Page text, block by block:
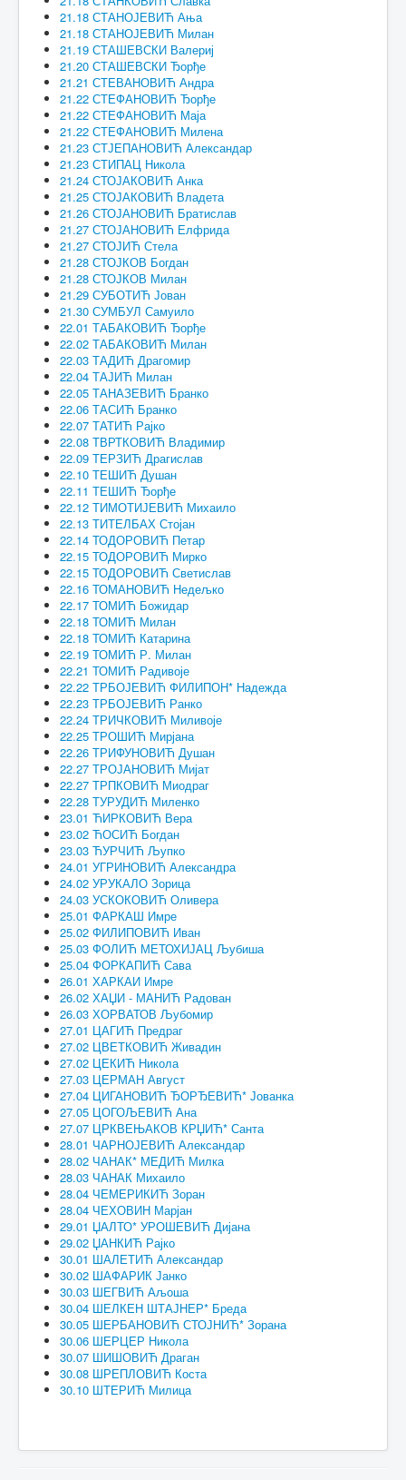
21.18 СТАНОЈЕВИЋ Ања
21.18 СТАНОЈЕВИЋ Милан
21.19 СТАШЕВСКИ Валериј
21.20 СТАШЕВСКИ Ђорђе
21.21 СТЕВАНОВИЋ Андра
21.22 СТЕФАНОВИЋ Ђорђе
21.22 СТЕФАНОВИЋ Маја
21.22 СТЕФАНОВИЋ Милена
21.23 СТЈЕПАНОВИЋ Александар
21.23 СТИПАЦ Никола
21.24 СТОЈАКОВИЋ Анка
21.25 СТОЈАКОВИЋ Владета
21.26 СТОЈАНОВИЋ Братислав
21.27 СТОЈАНОВИЋ Елфрида
21.27 СТОЈИЋ Стела
21.28 СТОЈКОВ Богдан
21.28 СТОЈКОВ Милан
21.29 СУБОТИЋ Јован
21.30 СУМБУЛ Самуило
22.01 ТАБАКОВИЋ Ђорђе
22.02 ТАБАКОВИЋ Милан
22.03 ТАДИЋ Драгомир
22.04 ТАЈИЋ Милан
22.05 ТАНАЗЕВИЋ Бранко
22.06 ТАСИЋ Бранко
22.07 ТАТИЋ Рајко
22.08 ТВРТКОВИЋ Владимир
22.09 ТЕРЗИЋ Драгислав
22.10 ТЕШИЋ Душан
22.11 ТЕШИЋ Ђорђе
22.12 ТИМОТИЈЕВИЋ Михаило
22.13 ТИТЕЛБАХ Стојан
22.14 ТОДОРОВИЋ Петар
22.15 ТОДОРОВИЋ Мирко
22.15 ТОДОРОВИЋ Светислав
22.16 ТОМАНОВИЋ Недељко
22.17 ТОМИЋ Божидар
22.18 ТОМИЋ Милан
22.18 ТОМИЋ Катарина
22.19 ТОМИЋ Р. Милан
22.21 ТОМИЋ Радивоје
22.22 ТРБОЈЕВИЋ ФИЛИПОН* Надежда
22.23 ТРБОЈЕВИЋ Ранко
22.24 ТРИЧКОВИЋ Миливоје
22.25 ТРОШИЋ Мирјана
22.26 ТРИФУНОВИЋ Душан
22.27 ТРОЈАНОВИЋ Мијат
22.27 ТРПКОВИЋ Миодраг
22.28 ТУРУДИЋ Миленко
23.01 ЋИРКОВИЋ Вера
23.02 ЋОСИЋ Богдан
23.03 ЋУРЧИЋ Љупко
24.01 УГРИНОВИЋ Александра
24.02 УРУКАЛО Зорица
24.03 УСКОКОВИЋ Оливера
25.01 ФАРКАШ Имре
25.02 ФИЛИПОВИЋ Иван
25.03 ФОЛИЋ МЕТОХИЈАЦ Љубиша
25.04 ФОРКАПИЋ Сава
26.01 ХАРКАИ Имре
26.02 ХАЏИ - МАНИЋ Радован
26.03 ХОРВАТОВ Љубомир
27.01 ЦАГИЋ Предраг
27.02 ЦВЕТКОВИЋ Живадин
27.02 ЦЕКИЋ Никола
27.03 ЦЕРМАН Август
27.04 ЦИГАНОВИЋ ЂОРЂЕВИЋ* Јованка
27.05 ЦОГОЉЕВИЋ Ана
27.07 ЦРКВЕЊАКОВ КРЏИЋ* Санта
28.01 ЧАРНОЈЕВИЋ Александар
28.02 ЧАНАК* МЕДИЋ Милка
28.03 ЧАНАК Михаило
28.04 ЧЕМЕРИКИЋ Зоран
28.04 ЧЕХОВИН Марјан
29.01 ЏАЛТО* УРОШЕВИЋ Дијана
29.02 ЏАНКИЋ Рајко
30.01 ШАЛЕТИЋ Александар
30.02 ШАФАРИК Јанко
30.03 ШЕГВИЋ Аљоша
30.04 ШЕЛКЕН ШТАЈНЕР* Бреда
30.05 ШЕРБАНОВИЋ СТОЈНИЋ* Зорана
30.06 ШЕРЦЕР Никола
30.07 ШИШОВИЋ Драган
30.08 ШРЕПЛОВИЋ Коста
30.10 ШТЕРИЋ Милица